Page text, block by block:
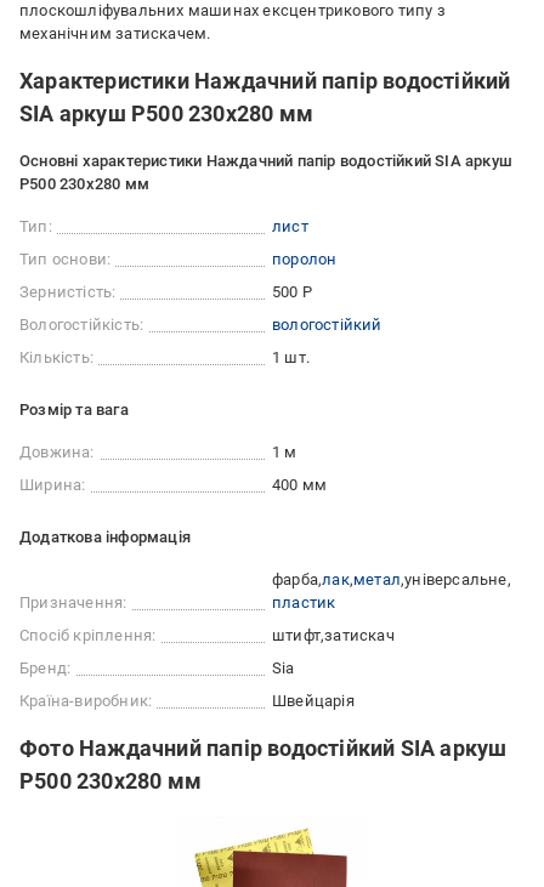
плоскошліфувальних машинах ексцентрикового типу з
механічним затискачем.
Характеристики Наждачний папір водостійкий
SIA аркуш P500 230x280 мм
Основні характеристики Наждачний папір водостійкий SIA аркуш
P500 230x280 мм
Тип:
лист
Тип основи:
поролон
Зернистість:
500 Р
Вологостійкість:
вологостійкий
Кількість:
1 шт.
Розмір та вага
Довжина:
1 м
Ширина:
400 мм
Додаткова інформація
Призначення:
фарба лак метал універсальне
пластик
Спосіб кріплення:
штифт затискач
Бренд:
Sia
Країна-виробник:
Швейцарія
Фото Наждачний папір водостійкий SIA аркуш
P500 230x280 мм